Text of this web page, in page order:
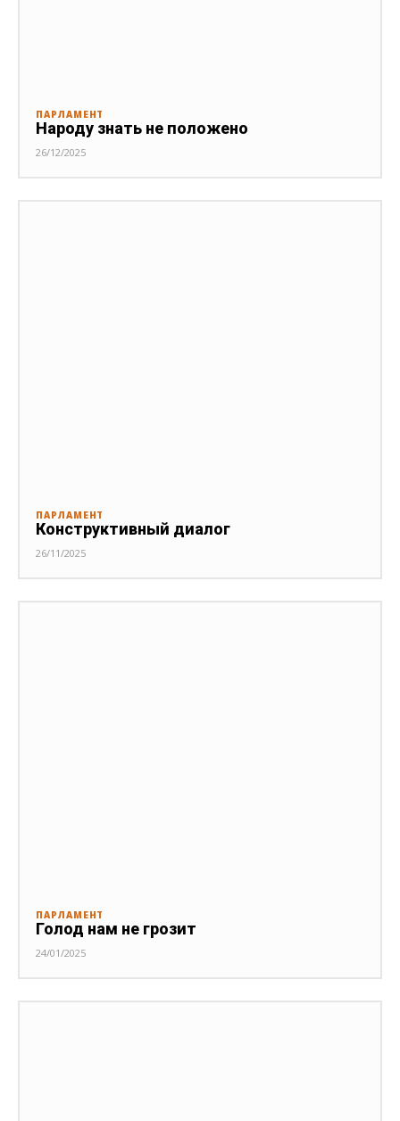
ПАРЛАМЕНТ
Народу знать не положено
26/12/2025
ПАРЛАМЕНТ
Конструктивный диалог
26/11/2025
ПАРЛАМЕНТ
Голод нам не грозит
24/01/2025